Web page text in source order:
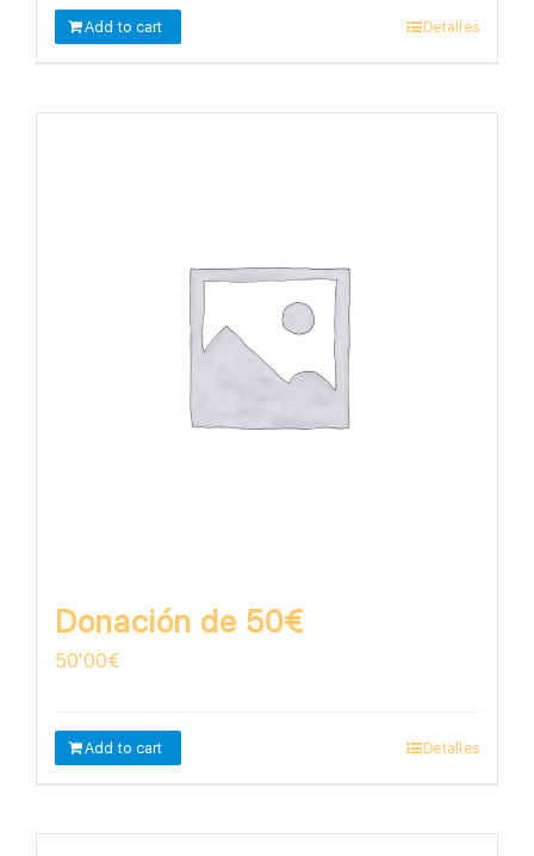
Add to cart Detalles
Donación de 50€
50'00€
Add to cart Detalles